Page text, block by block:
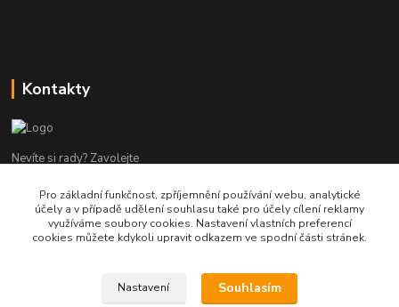
Kontakty
Nevíte si rady? Zavolejte
tel:+420 602960000
8-19 Po Pá
Pro základní funkčnost, zpříjemnění používání webu, analytické
účely a v případě udělení souhlasu také pro účely cílení reklamy
využíváme soubory cookies. Nastavení vlastních preferencí
cookies můžete kdykoli upravit odkazem ve spodní části stránek.
Nastavení Souhlasím